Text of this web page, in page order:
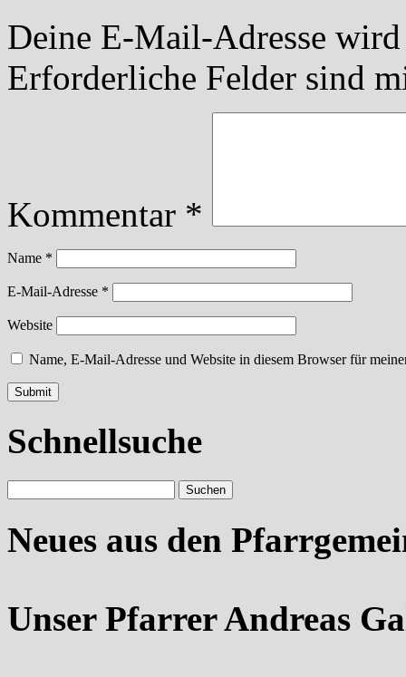
Deine E-Mail-Adresse
Erforderliche Felder sind
Kommentar *
Name *
E-Mail-Adresse *
Website
Name, E-Mail-Adresse und Website in diesem Browser für
Schnellsuche
Neues aus den
Unser Pfarrer Andreas